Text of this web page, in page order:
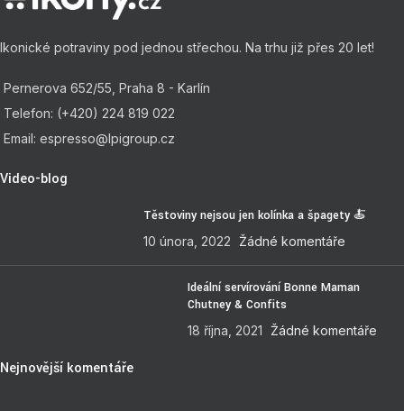
Ikonické potraviny pod jednou střechou. Na trhu již přes 20 let!
Pernerova 652/55, Praha 8 - Karlín
Telefon: (+420) 224 819 022
Email: espresso@lpigroup.cz
Video-blog
Těstoviny nejsou jen kolínka a špagety 🍝
10 února, 2022 Žádné komentáře
Ideální servírování Bonne Maman
Chutney & Confits
18 října, 2021 Žádné komentáře
Nejnovější komentáře